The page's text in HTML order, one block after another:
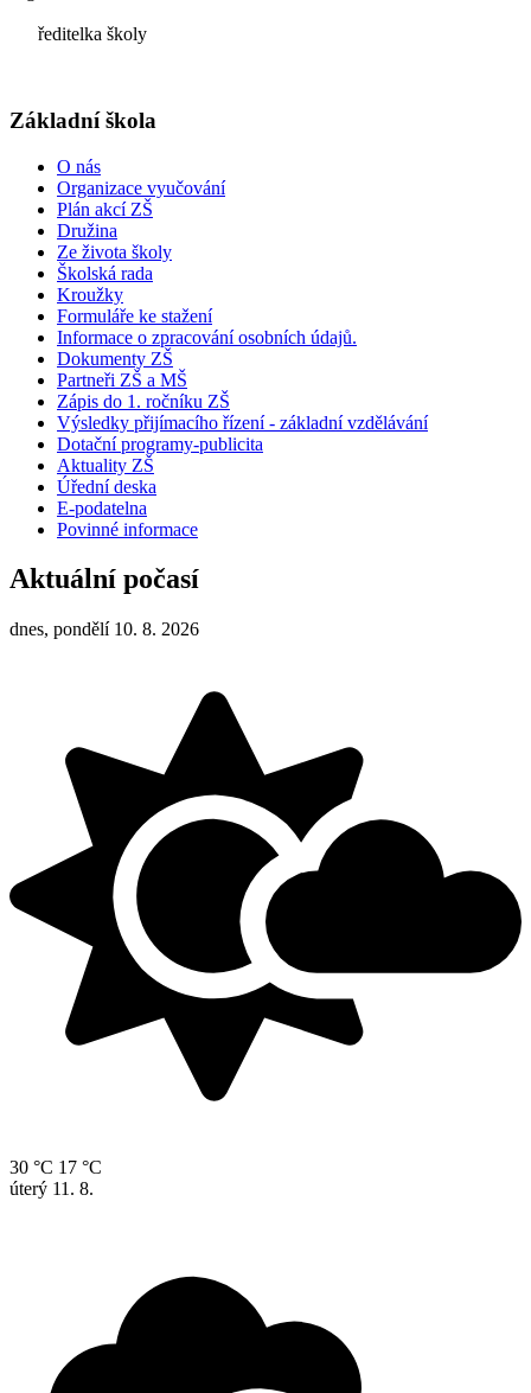
ředitelka školy
Základní škola
O nás
Organizace vyučování
Plán akcí ZŠ
Družina
Ze života školy
Školská rada
Kroužky
Formuláře ke stažení
Informace o zpracování osobních údajů.
Dokumenty ZŠ
Partneři ZŠ a MŠ
Zápis do 1. ročníku ZŠ
Výsledky přijímacího řízení - základní vzdělávání
Dotační programy-publicita
Aktuality ZŠ
Úřední deska
E-podatelna
Povinné informace
Aktuální počasí
dnes, pondělí 10. 8. 2026
30 °C 17 °C
úterý 11. 8.